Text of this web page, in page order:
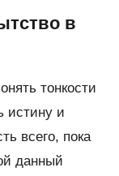
в
тонкости
истину и
всего, пока
данный